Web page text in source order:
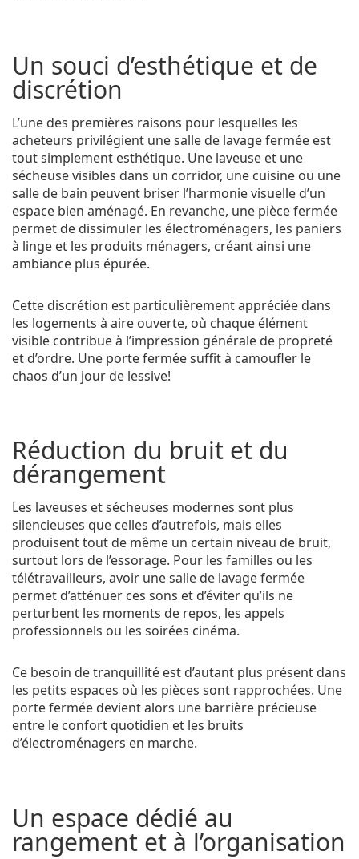
Un souci d’esthétique et de
discrétion
L’une des premières raisons pour lesquelles les
acheteurs privilégient une salle de lavage fermée est
tout simplement esthétique. Une laveuse et une
sécheuse visibles dans un corridor, une cuisine ou une
salle de bain peuvent briser l’harmonie visuelle d’un
espace bien aménagé. En revanche, une pièce fermée
permet de dissimuler les électroménagers, les paniers
à linge et les produits ménagers, créant ainsi une
ambiance plus épurée.
Cette discrétion est particulièrement appréciée dans
les logements à aire ouverte, où chaque élément
visible contribue à l’impression générale de propreté
et d’ordre. Une porte fermée suffit à camoufler le
chaos d’un jour de lessive!
Réduction du bruit et du
dérangement
Les laveuses et sécheuses modernes sont plus
silencieuses que celles d’autrefois, mais elles
produisent tout de même un certain niveau de bruit,
surtout lors de l’essorage. Pour les familles ou les
télétravailleurs, avoir une salle de lavage fermée
permet d’atténuer ces sons et d’éviter qu’ils ne
perturbent les moments de repos, les appels
professionnels ou les soirées cinéma.
Ce besoin de tranquillité est d’autant plus présent dans
les petits espaces où les pièces sont rapprochées. Une
porte fermée devient alors une barrière précieuse
entre le confort quotidien et les bruits
d’électroménagers en marche.
Un espace dédié au
rangement et à l’organisation